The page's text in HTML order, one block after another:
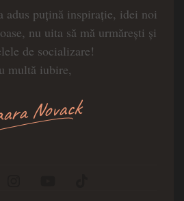
adus puțină inspirație, idei noi
nu uita să mă urmărești și
de socializare!
multă iubire,
Novack